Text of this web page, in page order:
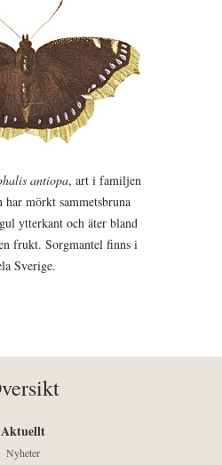
antiopa, art i familjen
mörkt sammetsbruna
ytterkant och äter bland
frukt. Sorgmantel finns i
Sverige.
Aktuellt
Nyheter